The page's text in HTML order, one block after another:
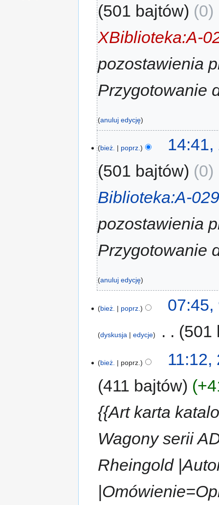
501 bajtów
0
XBiblioteka:A-
pozostawienia
Przygotowanie
anuluj edycję
bież. poprz.
14:41,
501 bajtów
0
Biblioteka:A-
pozostawienia
Przygotowanie
anuluj edycję
bież. poprz. 07:45,
dyskusja edycje 501
bież. poprz.
11:12,
411 bajtów
{{Art karta
Wagony serii
Rheingold